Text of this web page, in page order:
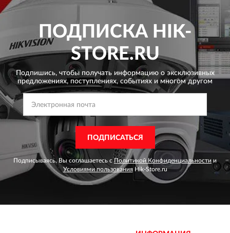
ПОДПИСКА HIK-
STORE.RU
Подпишись, чтобы получать информацию о эксклюзивных
предложениях, поступлениях, событиях и многом другом
ПОДПИСАТЬСЯ
Подписываясь, Вы соглашаетесь сПолитикой Конфиденциальности и
Условиями пользованияHik-Store.ru